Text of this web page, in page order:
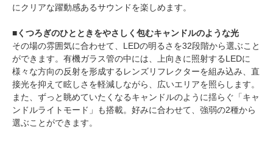
にクリアな躍動感あるサウンドを楽しめます。
■くつろぎのひとときをやさしく包むキャンドルのような光
その場の雰囲気に合わせて、LEDの明るさを32段階から選ぶこと
ができます。有機ガラス管の中には、上向きに照射するLEDに
様々な方向の反射を形成するレンズリフレクターを組み込み、直
接光を抑えて眩しさを軽減しながら、広いエリアを照らします。
また、ずっと眺めていたくなるキャンドルのように揺らぐ「キャ
ンドルライトモード」も搭載。好みに合わせて、強弱の2種から
選ぶことができます。